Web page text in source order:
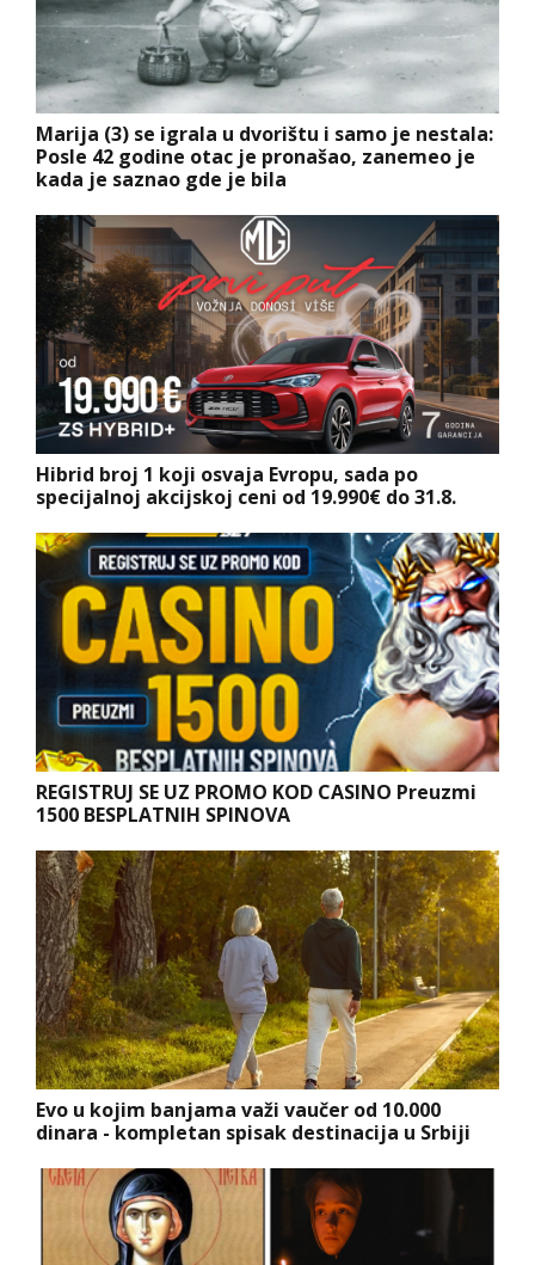
Marija (3) se igrala u dvorištu i samo je nestala:
Posle 42 godine otac je pronašao, zanemeo je
kada je saznao gde je bila
Hibrid broj 1 koji osvaja Evropu, sada po
specijalnoj akcijskoj ceni od 19.990€ do 31.8.
REGISTRUJ SE UZ PROMO KOD CASINO Preuzmi
1500 BESPLATNIH SPINOVA
Evo u kojim banjama važi vaučer od 10.000
dinara - kompletan spisak destinacija u Srbiji